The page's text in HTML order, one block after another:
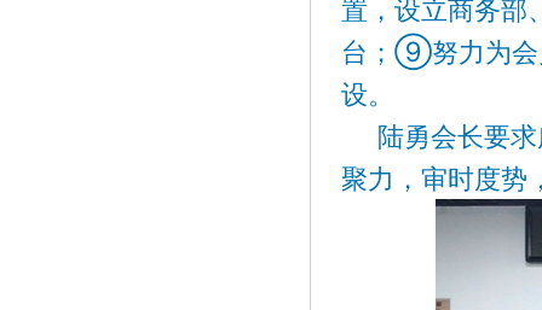
置，设立商务
台；⑨努力为会
设。
陆勇会长要求
聚力，审时度势